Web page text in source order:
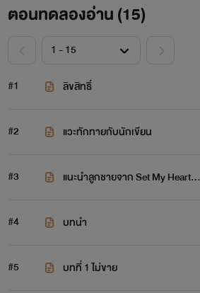
ตอนทดลองอ่าน (15)
#1 ลิขสิทธิ์
#2 แวะทักทายกับนักเขียน
#3 แนะนำลูกชายจาก Set My Heart...
#4 บทนำ
#5 บทที่ 1 ไม่ขาย